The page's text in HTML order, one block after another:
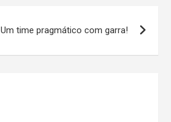
Um time pragmático com garra!